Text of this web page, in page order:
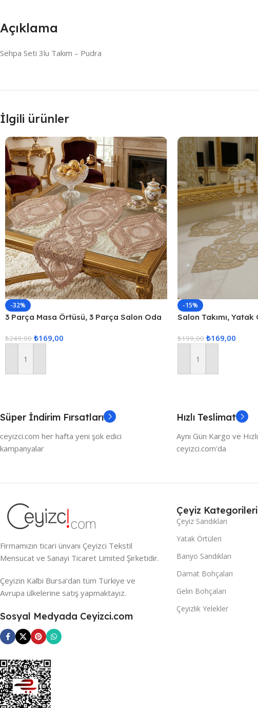
Açıklama
Sehpa Seti 3lu Takım – Pudra
İlgili ürünler
-32%
3 Parça Masa Örtüsü, 3 Parça Salon Oda
₺249,00 ₺169,00
Sepete Ekle
-15%
Salon Takımı,
₺199,00 ₺169,00
Sepete Ekle
Süper İndirim Fırsatları
ceyizci.com her hafta yeni şok edici
kampanyalar
Hızlı Teslimat
Aynı Gün Kargo ve
ceyizci.com'da
Firmamızın ticari ünvanı Çeyizci Tekstil
Mensucat ve Sanayi Ticaret Limited Şirketidir.
Çeyizin Kalbi Bursa’dan tüm Türkiye ve
Avrupa ülkelerine satış yapmaktayız.
Sosyal Medyada Ceyizci.com
Çeyiz Kategorileri
Çeyiz Sandıkları
Yatak Örtüleri
Banyo Sandıkları
Damat Bohçaları
Gelin Bohçaları
Çeyizlik Yelekler